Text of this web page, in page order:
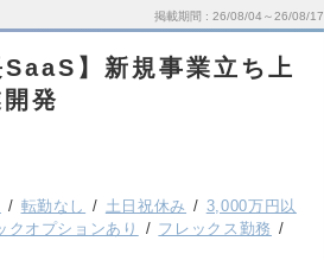
掲載期間 26/08/04～26/08/17
】新規事業立ち上
発
転勤なし 土日祝休み
3,000万円以
クオプションあり
フレックス勤務